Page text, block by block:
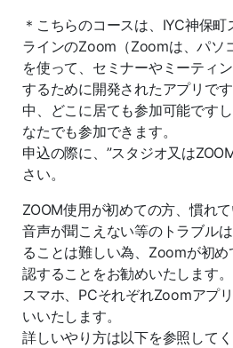
＊こちらのコースは、IYC神保
ラインのZoom（Zoomは、パソ
を使って、セミナーやミーティ
するために開発されたアプリで
中、どこに居ても参加可能です
なたでも参加できます。
申込の際に、”スタジオ又は
さい。
ZOOM使用が初めての方、慣れ
音声が聞こえない等のトラブル
ることは難しい為、Zoomが初
認することをお勧めいたします。
スマホ、PCそれぞれZoomアプ
いいたします。
詳しいやり方は以下を参照してく